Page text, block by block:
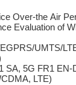
Over-the Air
Evaluation of
UMTS/
SA, 5G FR1 EN-
LTE)